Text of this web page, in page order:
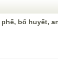
bổ huyết,